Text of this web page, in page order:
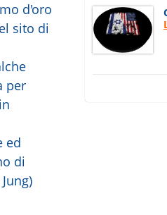
d'oro
sito di
per
ed
di